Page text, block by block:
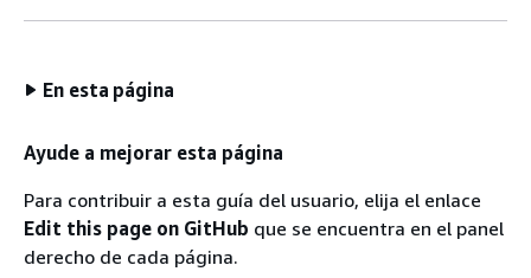
En esta página
Ayude a mejorar esta página
Para contribuir a esta guía del usuario, elija el enlace
Edit this page on GitHub que se encuentra en el panel
derecho de cada página.